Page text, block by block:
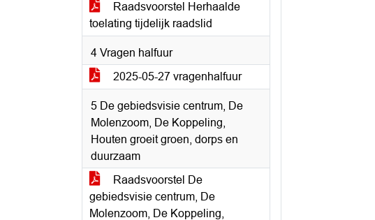
Raadsvoorstel Herhaalde
toelating tijdelijk raadslid
4 Vragen halfuur
2025-05-27 vragenhalfuur
5 De gebiedsvisie centrum, De
Molenzoom, De Koppeling,
Houten groeit groen, dorps en
duurzaam
Raadsvoorstel De
gebiedsvisie centrum, De
Molenzoom, De Koppeling,